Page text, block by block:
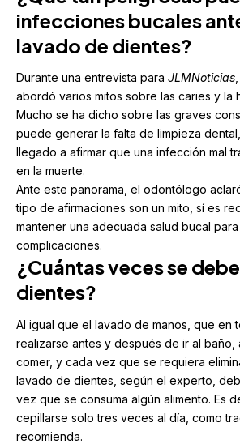
infecciones bucales
lavado de dientes?
Durante una entrevista para JLMNoticias
abordó varios mitos sobre las caries y la
Mucho se ha dicho sobre las graves
puede generar la falta de limpieza
llegado a afirmar que una infección mal
en la muerte.
Ante este panorama, el odontólogo
tipo de afirmaciones son un mito, sí es
mantener una adecuada salud bucal
complicaciones.
¿Cuántas veces se
dientes?
Al igual que el lavado de manos, que en
realizarse antes y después de ir al
comer, y cada vez que se requiera
lavado de dientes, según el experto,
vez que se consuma algún alimento. Es
cepillarse solo tres veces al día, como
recomienda.